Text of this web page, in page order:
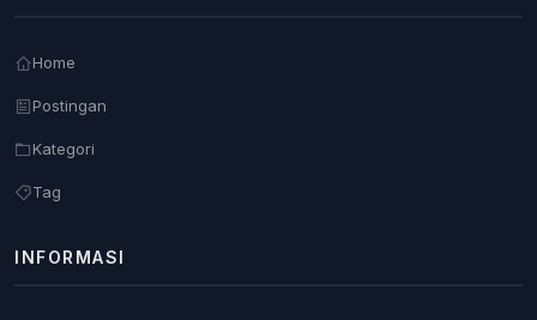
Home
Postingan
Kategori
Tag
INFORMASI